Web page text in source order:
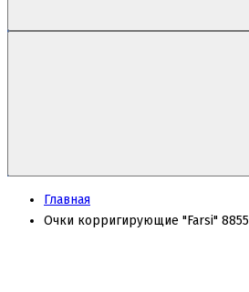
Главная
Очки корригирующие "Farsi" 8855